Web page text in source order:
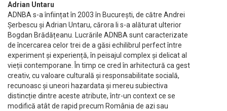
Adrian Untaru
ADNBA s-a înființat în 2003 în București, de către Andrei
Șerbescu și Adrian Untaru, cărora li s-a alăturat ulterior
Bogdan Brădățeanu. Lucrările ADNBA sunt caracterizate
de încercarea celor trei de a găsi echilibrul perfect între
experiment și experiență, în peisajul complex și delicat al
vieții contemporane. În timp ce cred în arhitectură ca gest
creativ, cu valoare culturală și responsabilitate socială,
recunoasc și uneori hazardata și mereu subiectiva
distincție dintre aceste atribute, într-un context ce se
modifică atât de rapid precum România de azi sau